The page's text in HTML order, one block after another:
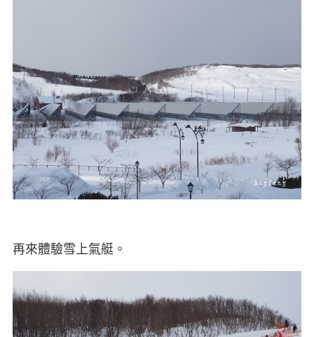
再來體驗雪上氣艇。